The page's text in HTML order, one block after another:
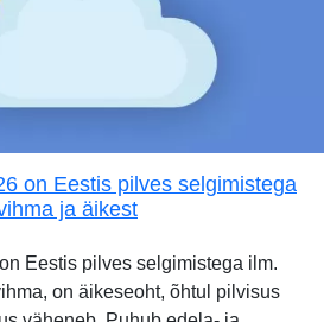
on Eestis pilves selgimistega
ja äikest
Eestis pilves selgimistega ilm.
on äikeseoht, õhtul pilvisus